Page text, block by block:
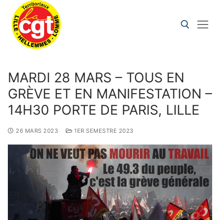
MARDI 28 MARS – TOUS EN
GRÈVE ET EN MANIFESTATION –
14H30 PORTE DE PARIS, LILLE
26 MARS 2023 1ER SEMESTRE 2023